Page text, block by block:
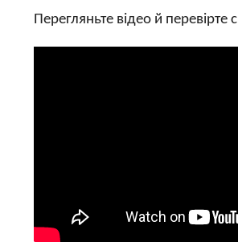
Перегляньте відео й перевірте